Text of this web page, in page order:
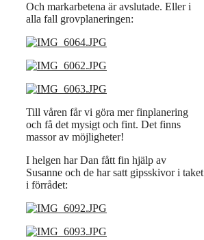
Och markarbetena är avslutade. Eller i
alla fall grovplaneringen:
Till våren får vi göra mer finplanering
och få det mysigt och fint. Det finns
massor av möjligheter!
I helgen har Dan fått fin hjälp av
Susanne och de har satt gipsskivor i taket
i förrådet: